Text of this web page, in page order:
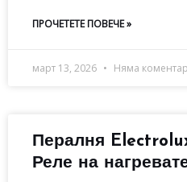
ПРОЧЕТЕТЕ ПОВЕЧЕ »
март 13, 2026 Няма
Пералня
Реле на